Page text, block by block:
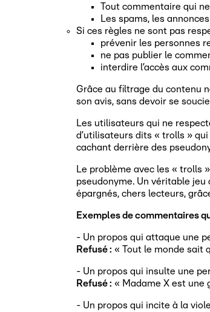
Tout commentaire qui
Les spams, les
Si ces règles ne sont pas
prévenir les personnes
ne pas publier le
interdire l’accès aux
Grâce au filtrage du contenu
son avis, sans devoir se
Les utilisateurs qui ne
d’utilisateurs dits « trolls »
cachant derrière des
Le problème avec les « trolls
pseudonyme. Un véritable
épargnés, chers lecteurs,
Exemples de commentaires
- Un propos qui attaque une
Refusé : « Tout le monde sait
- Un propos qui insulte une
Refusé : « Madame X est une
- Un propos qui incite à la